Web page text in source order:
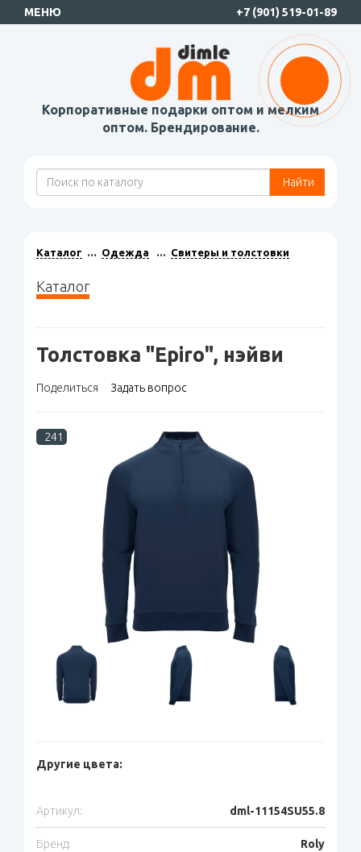
МЕНЮ +7 (901) 519-01-89
Корпоративные подарки оптом и мелким
оптом. Брендирование.
Найти
Каталог Одежда Свитеры и толстовки
Каталог
Толстовка "Epiro", нэйви
Поделиться Задать вопрос
241
Другие цвета:
Артикул: dml-11154SU55.8
Бренд: Roly